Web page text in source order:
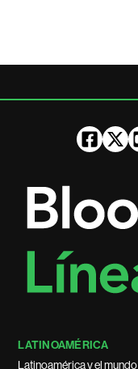
LATINOAMÉRICA
Latinoamérica y el mundo